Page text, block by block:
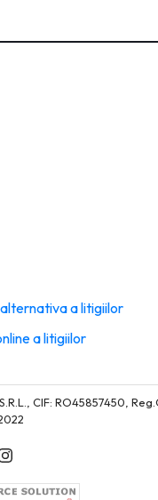
CIF: RO45857450,